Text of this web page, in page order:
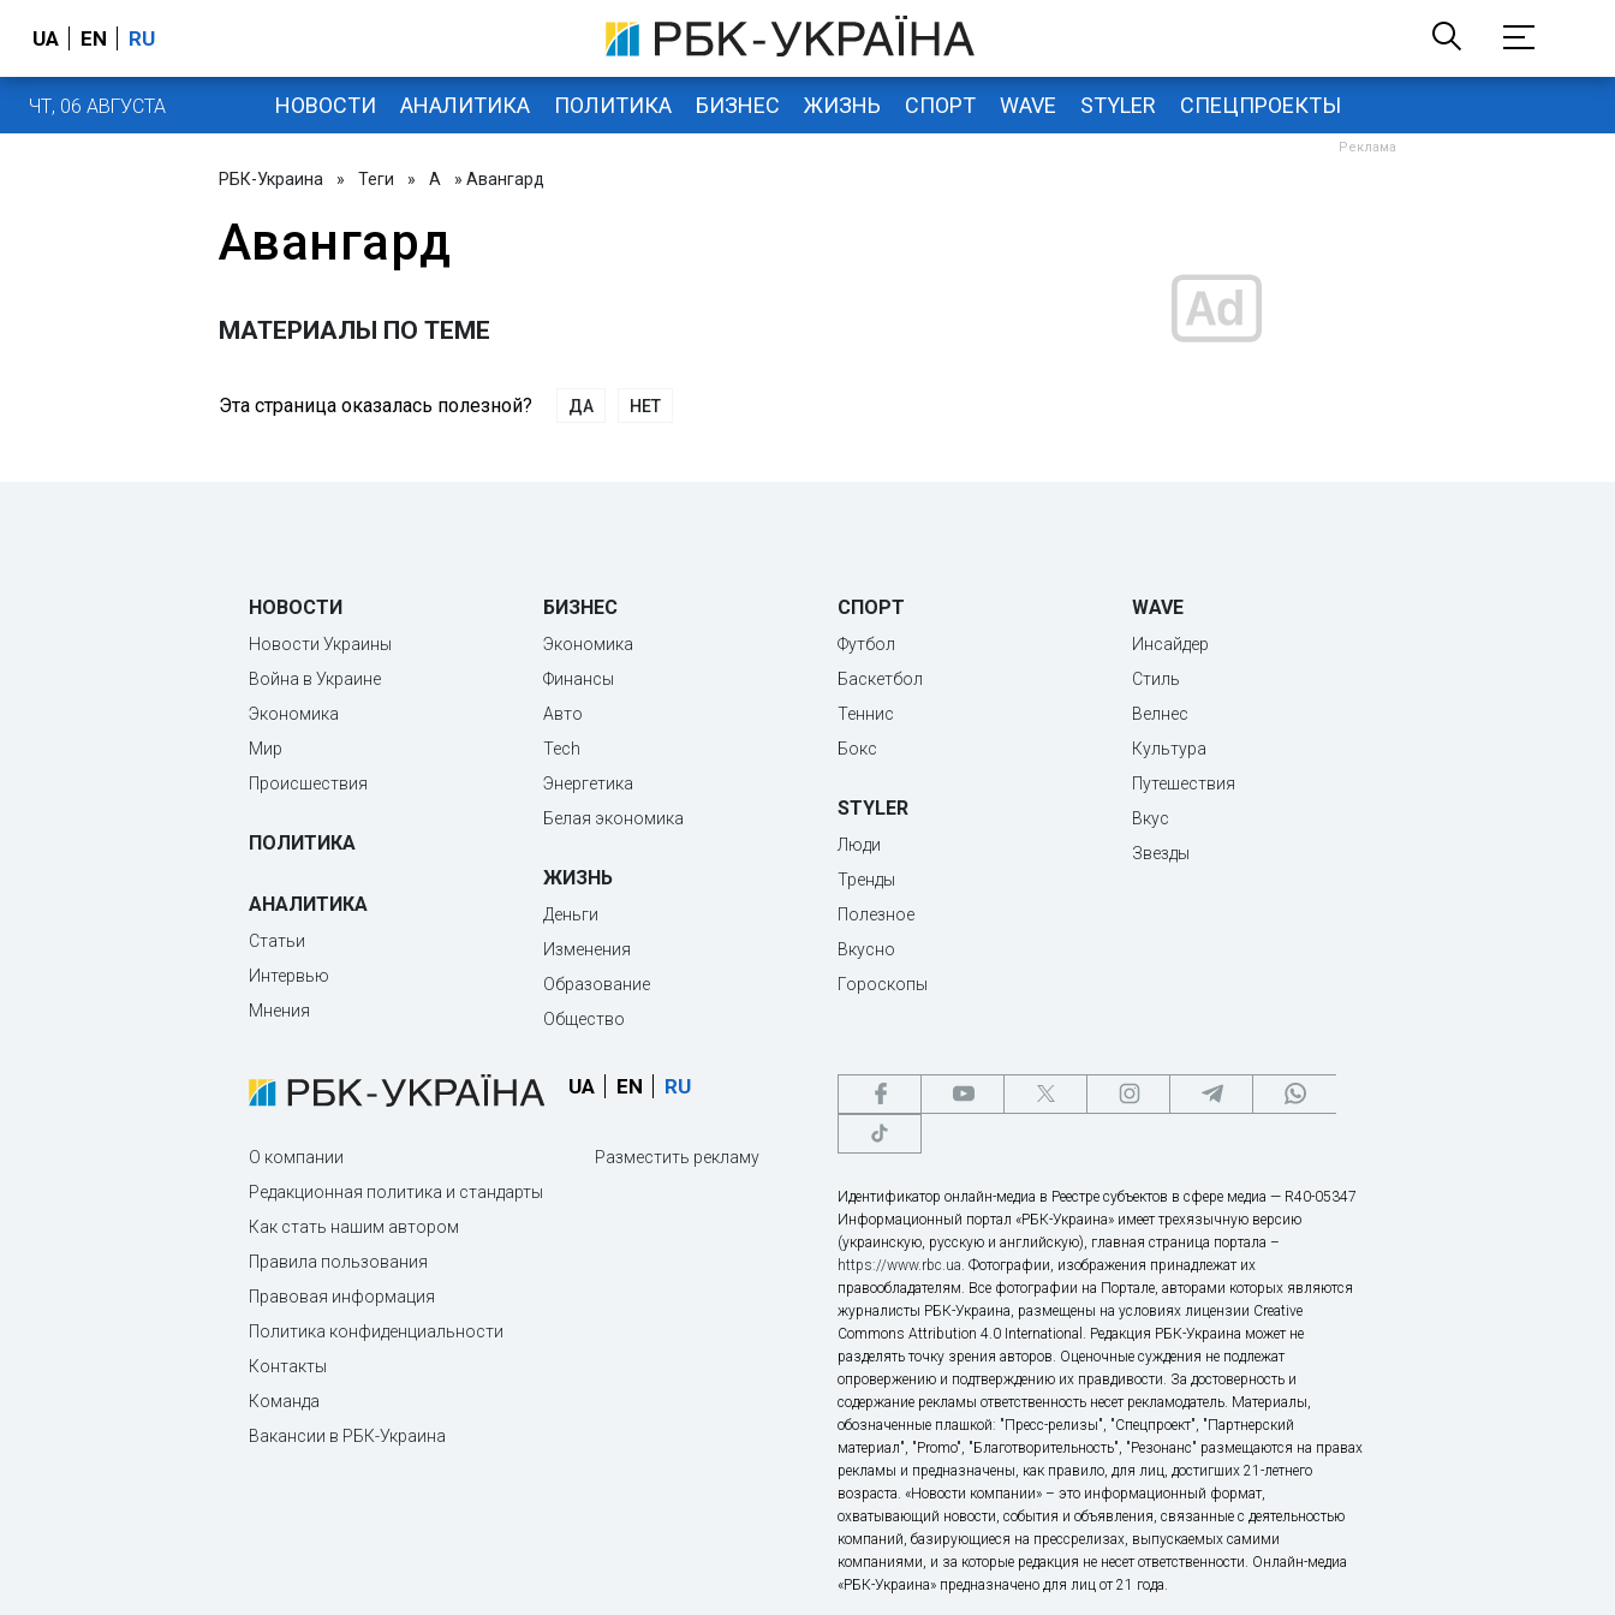
UA EN RU
ЧТ, 06 АВГУСТА НОВОСТИ АНАЛИТИКА ПОЛИТИКА БИЗНЕС ЖИЗНЬ СПОРТ WAVE STYLER СПЕЦПРОЕКТЫ
РБК-Украина » Теги » А » Авангард
Авангард
МАТЕРИАЛЫ ПО ТЕМЕ
Эта страница оказалась полезной? ДА НЕТ
НОВОСТИ
Новости Украины
Война в Украине
Экономика
Мир
Происшествия
ПОЛИТИКА
АНАЛИТИКА
Статьи
Интервью
Мнения
БИЗНЕС
Экономика
Финансы
Авто
Tech
Энергетика
Белая экономика
ЖИЗНЬ
Деньги
Изменения
Образование
Общество
СПОРТ
Футбол
Баскетбол
Теннис
Бокс
STYLER
Люди
Тренды
Полезное
Вкусно
Гороскопы
WAVE
Инсайдер
Стиль
Велнес
Культура
Путешествия
Вкус
Звезды
UA EN RU
О компании
Редакционная политика и стандарты
Как стать нашим автором
Правила пользования
Правовая информация
Политика конфиденциальности
Контакты
Команда
Вакансии в РБК-Украина
Разместить рекламу
Идентификатор онлайн-медиа в Реестре субъектов в сфере медиа — R40-05347
Информационный портал «РБК-Украина» имеет трехязычную версию
(украинскую, русскую и английскую), главная страница портала –
https://www.rbc.ua. Фотографии, изображения принадлежат их
правообладателям. Все фотографии на Портале, авторами которых являются
журналисты РБК-Украина, размещены на условиях лицензии Creative
Commons Attribution 4.0 International. Редакция РБК-Украина может не
разделять точку зрения авторов. Оценочные суждения не подлежат
опровержению и подтверждению их правдивости. За достоверность и
содержание рекламы ответственность несет рекламодатель. Материалы,
обозначенные плашкой: "Пресс-релизы", "Спецпроект", "Партнерский
материал", "Promo", "Благотворительность", "Резонанс" размещаются на правах
рекламы и предназначены, как правило, для лиц, достигших 21-летнего
возраста. «Новости компании» – это информационный формат,
охватывающий новости, события и объявления, связанные с деятельностью
компаний, базирующиеся на прессрелизах, выпускаемых самими
компаниями, и за которые редакция не несет ответственности. Онлайн-медиа
«РБК-Украина» предназначено для лиц от 21 года.